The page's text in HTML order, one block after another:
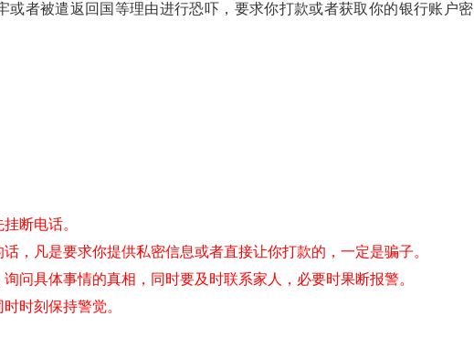
或者被遣返回国等理由进行恐吓，要求你打款或者获取你的银行账户密
断电话。
，凡是要求你提供私密信息或者直接让你打款的，一定是骗子。
问具体事情的真相，同时要及时联系家人，必要时果断报警。
时刻保持警觉。